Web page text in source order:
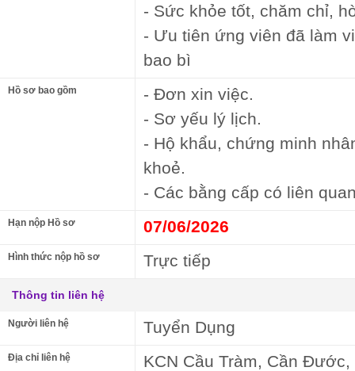
- Sức khỏe tốt, chăm chỉ,
- Ưu tiên ứng viên đã làm
bao bì
Hồ sơ bao gồm
- Đơn xin việc.
- Sơ yếu lý lịch.
- Hộ khẩu, chứng minh
khoẻ.
- Các bằng cấp có liên
Hạn nộp Hồ sơ 07/06/2026
Hình thức nộp hồ sơ Trực tiếp
Thông tin liên hệ
Người liên hệ Tuyển Dụng
Địa chỉ liên hệ KCN Cầu Tràm, Cần Đước,